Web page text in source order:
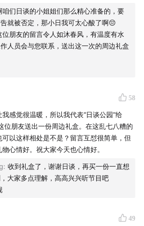
肥路上，谁还没踩过几个坑呢
省省该花花，我们的抠搜生活指南
搜人设甩不掉了！？私人爱用清单大
门戈的每一刻，你就是你自己
/
边双年刊「日月摇光」已正式上线啦
」「月」两个套装👇
无用」的「态度和偏爱」：给你的日
之笔，给你的生活加一点小趣味～
实用」的「温暖和陪伴」：希望你在
咱们日谈的小姐姐们那么精心准备的，要
就被否定，那小日我可太心酸了啊😔
位朋友的留言令人如沐春风，有温度有水
人员会与您联系，送出这一次的周边礼盒
58
感觉很温暖，所以我代表“日谈公园”给
朋友送出一份周边礼盒。在这乱七八糟的
以这样相处是不是？留言互怼很简单，但
心情好。祝大家今天也心情好。
: 收到礼盒了，谢谢日谈，再买一份一直想
大家多点理解，高高兴兴听节目吧
49